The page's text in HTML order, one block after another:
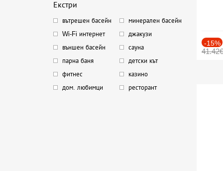
Екстри
вътрешен басейн
минерален басейн
Wi-Fi интернет
джакузи
външен басейн
сауна
парна баня
детски кът
фитнес
казино
дом. любимци
ресторант
-15%
41.42€